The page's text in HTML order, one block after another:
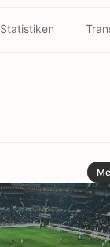
Statistiken